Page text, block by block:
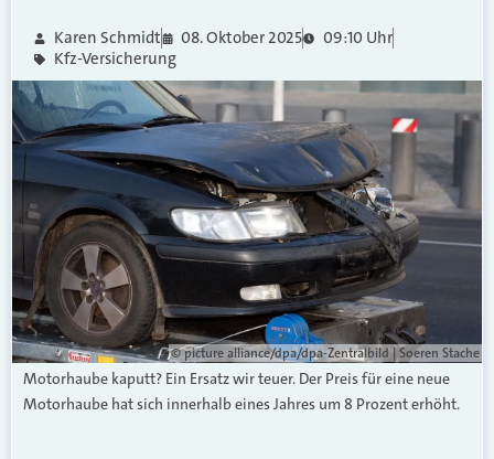
Karen Schmidt 08. Oktober 2025
09:10 Uhr
Kfz-Versicherung
© picture alliance/dpa/dpa-Zentralbild | Soeren Stache
Motorhaube kaputt? Ein Ersatz wir teuer. Der Preis für eine neue
Motorhaube hat sich innerhalb eines Jahres um 8 Prozent erhöht.